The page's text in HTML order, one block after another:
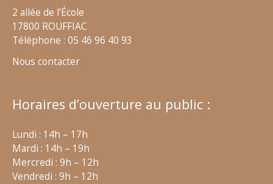
2 allée de l’École
17800 ROUFFIAC
Téléphone : 05 46 96 40 93
Nous contacter
Horaires d’ouverture au public :
Lundi : 14h – 17h
Mardi : 14h – 19h
Mercredi : 9h – 12h
Vendredi : 9h – 12h